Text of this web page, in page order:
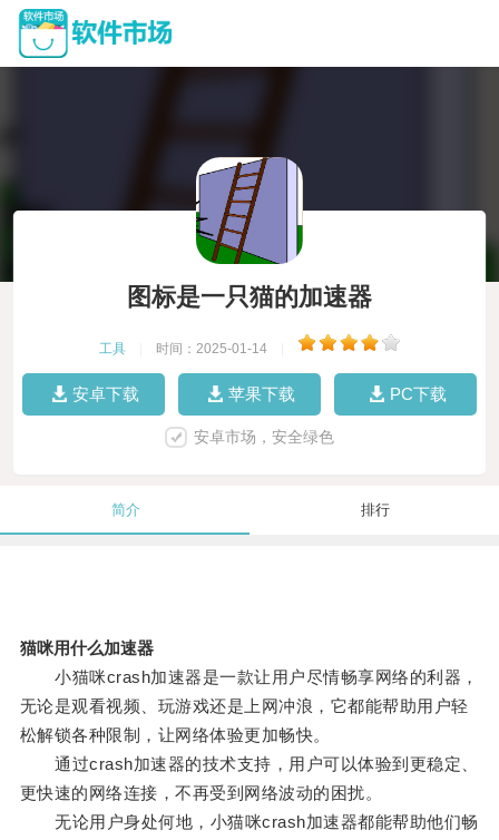
图标是一只猫的加速器
工具 时间：2025-01-14
安卓下载 苹果下载 PC下载
安卓市场，安全绿色
简介 排行
猫咪用什么加速器
小猫咪crash加速器是一款让用户尽情畅享网络的利器，
无论是观看视频、玩游戏还是上网冲浪，它都能帮助用户轻
松解锁各种限制，让网络体验更加畅快。
通过crash加速器的技术支持，用户可以体验到更稳定、
更快速的网络连接，不再受到网络波动的困扰。
无论用户身处何地，小猫咪crash加速器都能帮助他们畅